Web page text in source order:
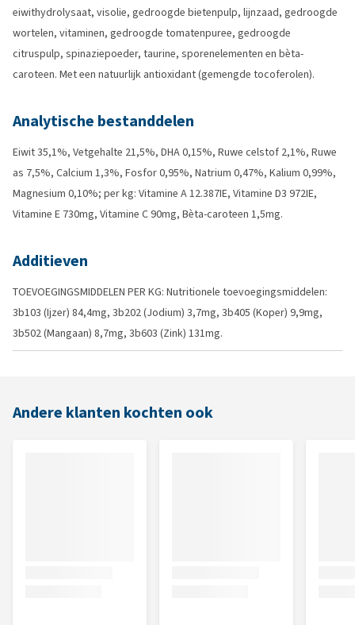
eiwithydrolysaat, visolie, gedroogde bietenpulp, lijnzaad, gedroogde
wortelen, vitaminen, gedroogde tomatenpuree, gedroogde
citruspulp, spinaziepoeder, taurine, sporenelementen en bèta-
caroteen. Met een natuurlijk antioxidant (gemengde tocoferolen).
Analytische bestanddelen
Eiwit 35,1%, Vetgehalte 21,5%, DHA 0,15%, Ruwe celstof 2,1%, Ruwe
as 7,5%, Calcium 1,3%, Fosfor 0,95%, Natrium 0,47%, Kalium 0,99%,
Magnesium 0,10%; per kg: Vitamine A 12.387IE, Vitamine D3 972IE,
Vitamine E 730mg, Vitamine C 90mg, Bèta-caroteen 1,5mg.
Additieven
TOEVOEGINGSMIDDELEN PER KG: Nutritionele toevoegingsmiddelen:
3b103 (Ijzer) 84,4mg, 3b202 (Jodium) 3,7mg, 3b405 (Koper) 9,9mg,
3b502 (Mangaan) 8,7mg, 3b603 (Zink) 131mg.
Andere klanten kochten ook